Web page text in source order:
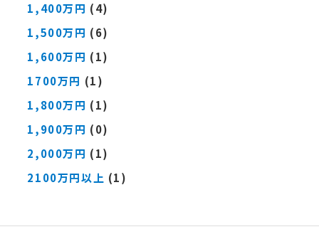
1,400万円 (4)
1,500万円 (6)
1,600万円 (1)
1700万円 (1)
1,800万円 (1)
1,900万円 (0)
2,000万円 (1)
2100万円以上 (1)